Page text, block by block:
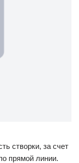
створки, за счет
прямой линии.